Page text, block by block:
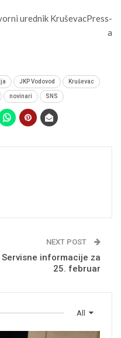
urednik KruševacPress-
a
JKP Vodovod Kruševac
novinari SNS
NEXT POST
Servisne informacije za
25. februar
All